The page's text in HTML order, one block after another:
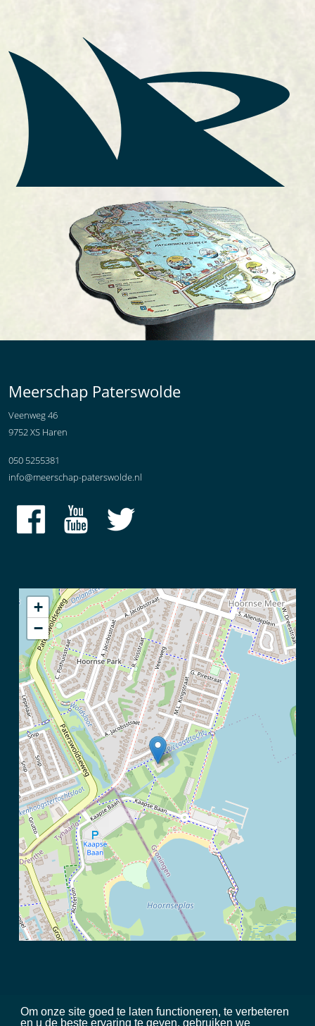
Om onze site goed te laten functioneren, te verbeteren
en u de beste ervaring te geven, gebruiken we
Meerschap Paterswolde
Veenweg 46
9752 XS Haren
050 5255381
info@meerschap-paterswolde.nl
+
−